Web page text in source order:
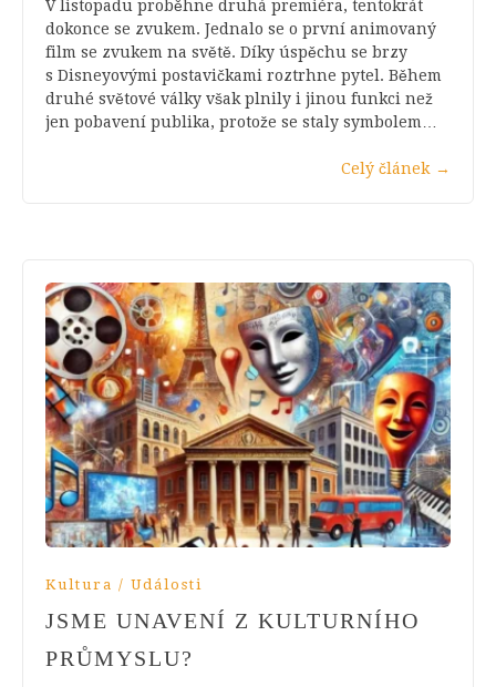
V listopadu proběhne druhá premiéra, tentokrát
dokonce se zvukem. Jednalo se o první animovaný
film se zvukem na světě. Díky úspěchu se brzy
s Disneyovými postavičkami roztrhne pytel. Během
druhé světové války však plnily i jinou funkci než
jen pobavení publika, protože se staly symbolem…
Celý článek →
Kultura / Události
JSME UNAVENÍ Z KULTURNÍHO
PRŮMYSLU?